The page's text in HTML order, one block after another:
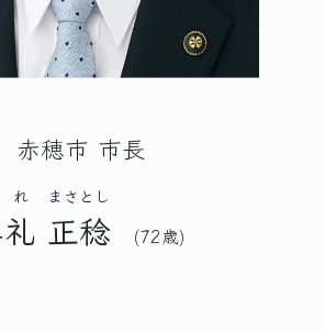
赤穂市 市長
れ
正稔
まさとし
(72歳)